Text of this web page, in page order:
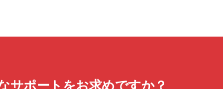
サポートをお求めですか？